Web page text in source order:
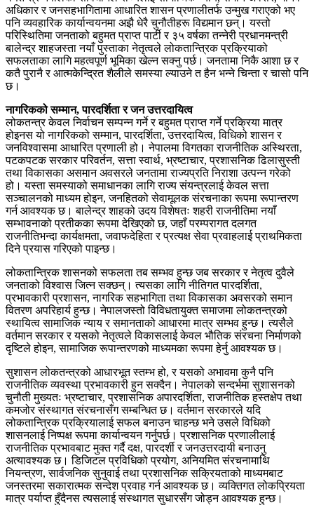
अधिकार र जनसहभागितामा आधारित शासन प्रणालीतर्फ उन्मुख गराएको भए
पनि व्यवहारिक कार्यान्वयनमा अझै धेरै चुनौतीहरू विद्यमान छन्। यस्तो
परिस्थितिमा जनताको बहुमत प्राप्त पार्टी र ३५ वर्षका तन्नेरी प्रधानमन्त्री
बालेन्द्र शाहजस्ता नयाँ पुस्ताका नेतृत्वले लोकतान्त्रिक प्रक्रियाको
सफलताका लागि महत्वपूर्ण भूमिका खेल्न सक्नु पर्छ। जनतामा निकै आशा छ र
कतै पुरानै र आत्मकेन्द्रित शैलीले समस्या ल्याउने त हैन भन्ने चिन्ता र चासो पनि
छ।
नागरिकको सम्मान, पारदर्शिता र जन उत्तरदायित्व
लोकतन्त्र केवल निर्वाचन सम्पन्न गर्ने र बहुमत प्राप्त गर्ने प्रक्रिया मात्र
होइनस यो नागरिकको सम्मान, पारदर्शिता, उत्तरदायित्व, विधिको शासन र
जनविश्वासमा आधारित प्रणाली हो। नेपालमा विगतका राजनीतिक अस्थिरता,
पटकपटक सरकार परिवर्तन, सत्ता स्वार्थ, भ्रष्टाचार, प्रशासनिक ढिलासुस्ती
तथा विकासका असमान अवसरले जनतामा राज्यप्रति निराशा उत्पन्न गरेको
हो। यस्ता समस्याको समाधानका लागि राज्य संयन्त्रलाई केवल सत्ता
सञ्चालनको माध्यम होइन, जनहितको सेवामूलक संरचनाका रूपमा रूपान्तरण
गर्न आवश्यक छ। बालेन्द्र शाहको उदय विशेषतः शहरी राजनीतिमा नयाँ
सम्भावनाको प्रतीकका रूपमा देखिएको छ, जहाँ परम्परागत दलगत
राजनीतिभन्दा कार्यक्षमता, जवाफदेहिता र प्रत्यक्ष सेवा प्रवाहलाई प्राथमिकता
दिने प्रयास गरिएको पाइन्छ।
लोकतान्त्रिक शासनको सफलता तब सम्भव हुन्छ जब सरकार र नेतृत्व दुवैले
जनताको विश्वास जित्न सक्छन्। त्यसका लागि नीतिगत पारदर्शिता,
प्रभावकारी प्रशासन, नागरिक सहभागिता तथा विकासका अवसरको समान
वितरण अपरिहार्य हुन्छ। नेपालजस्तो विविधतायुक्त समाजमा लोकतन्त्रको
स्थायित्व सामाजिक न्याय र समानताको आधारमा मात्र सम्भव हुन्छ। त्यसैले
वर्तमान सरकार र यसको नेतृत्वले विकासलाई केवल भौतिक संरचना निर्माणको
दृष्टिले होइन, सामाजिक रूपान्तरणको माध्यमका रूपमा हेर्नु आवश्यक छ।
सुशासन लोकतन्त्रको आधारभूत स्तम्भ हो, र यसको अभावमा कुनै पनि
राजनीतिक व्यवस्था प्रभावकारी हुन सक्दैन। नेपालको सन्दर्भमा सुशासनको
चुनौती मुख्यतः भ्रष्टाचार, प्रशासनिक अपारदर्शिता, राजनीतिक हस्तक्षेप तथा
कमजोर संस्थागत संरचनासँग सम्बन्धित छ। वर्तमान सरकारले यदि
लोकतान्त्रिक प्रक्रियालाई सफल बनाउन चाहन्छ भने उसले विधिको
शासनलाई निष्पक्ष रूपमा कार्यान्वयन गर्नुपर्छ। प्रशासनिक प्रणालीलाई
राजनीतिक प्रभावबाट मुक्त गर्दै दक्ष, पारदर्शी र जनउत्तरदायी बनाउनु
अत्यावश्यक छ। डिजिटल प्रविधिको प्रयोग, अनियमित संरचनामाथि
नियन्त्रण, सार्वजनिक सुनुवाई तथा प्रशासनिक सक्रियताको माध्यमबाट
जनस्तरमा सकारात्मक सन्देश प्रवाह गर्न आवश्यक छ। व्यक्तिगत लोकप्रियता
मात्र पर्याप्त हुँदैनस त्यसलाई संस्थागत सुधारसँग जोड्न आवश्यक हुन्छ।